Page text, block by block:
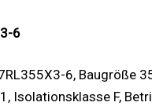
6
6,
Isolationsklasse F,